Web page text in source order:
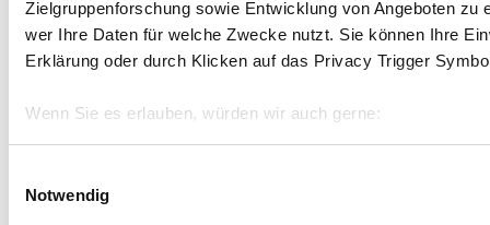
Zielgruppenforschung sowie Entwicklung von Angeboten zu
wer Ihre Daten für welche Zwecke nutzt. Sie können Ihre
Erklärung oder durch Klicken auf das Privacy Trigger
Wenn Sie es erlauben, würden wir auch gerne:
Informationen über Ihre geografische Lage erfassen,
Ihr Gerät durch aktives Scannen nach bestimmten
Notwendig
weiterlesen ›
Power, Posing, Präzision Brabus 1400 R Signature Edition
Ich will
MEHR
der Download.